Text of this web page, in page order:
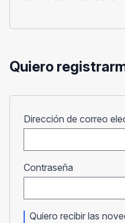
Quiero
Dirección de correo
Contraseña
Quiero recibir las